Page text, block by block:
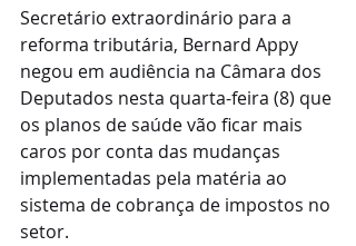
Secretário extraordinário para a
reforma tributária, Bernard Appy
negou em audiência na Câmara dos
Deputados nesta quarta-feira (8) que
os planos de saúde vão ficar mais
caros por conta das mudanças
implementadas pela matéria ao
sistema de cobrança de impostos no
setor.